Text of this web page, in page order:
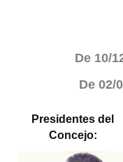
Audiencias Públicas -
Mujeres que
Periodistas Decanos
Ciudadano Ilustre -
De 10/
De 02/
Presidentes del
Concejo: